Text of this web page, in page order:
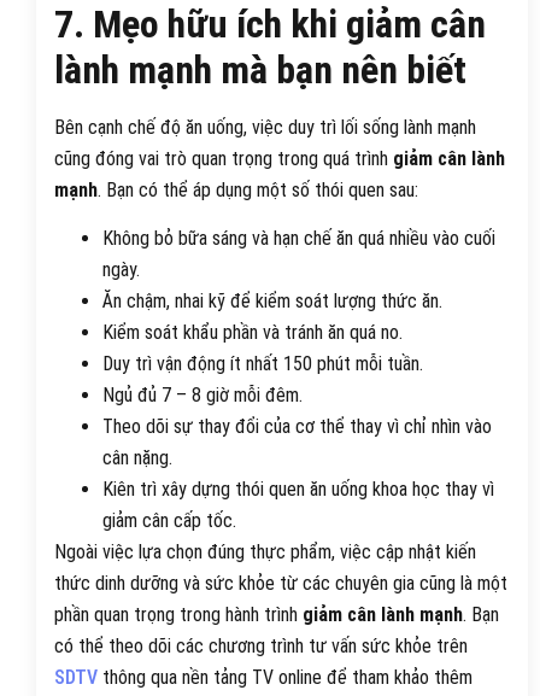
7. Mẹo hữu ích khi giảm cân
lành mạnh mà bạn nên biết
Bên cạnh chế độ ăn uống, việc duy trì lối sống lành mạnh
cũng đóng vai trò quan trọng trong quá trình giảm cân lành
mạnh. Bạn có thể áp dụng một số thói quen sau:
Không bỏ bữa sáng và hạn chế ăn quá nhiều vào cuối
ngày.
Ăn chậm, nhai kỹ để kiểm soát lượng thức ăn.
Kiểm soát khẩu phần và tránh ăn quá no.
Duy trì vận động ít nhất 150 phút mỗi tuần.
Ngủ đủ 7 – 8 giờ mỗi đêm.
Theo dõi sự thay đổi của cơ thể thay vì chỉ nhìn vào
cân nặng.
Kiên trì xây dựng thói quen ăn uống khoa học thay vì
giảm cân cấp tốc.
Ngoài việc lựa chọn đúng thực phẩm, việc cập nhật kiến
thức dinh dưỡng và sức khỏe từ các chuyên gia cũng là một
phần quan trọng trong hành trình giảm cân lành mạnh. Bạn
có thể theo dõi các chương trình tư vấn sức khỏe trên
SDTV thông qua nền tảng TV online để tham khảo thêm